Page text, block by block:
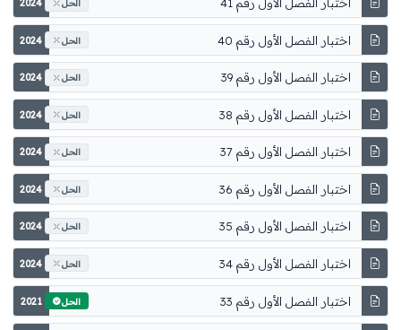
اختبار الفصل الأول رقم 41 2024 الحل
اختبار الفصل الأول رقم 40 2024 الحل
اختبار الفصل الأول رقم 39 2024 الحل
اختبار الفصل الأول رقم 38 2024 الحل
اختبار الفصل الأول رقم 37 2024 الحل
اختبار الفصل الأول رقم 36 2024 الحل
اختبار الفصل الأول رقم 35 2024 الحل
اختبار الفصل الأول رقم 34 2024 الحل
اختبار الفصل الأول رقم 33 2021 الحل